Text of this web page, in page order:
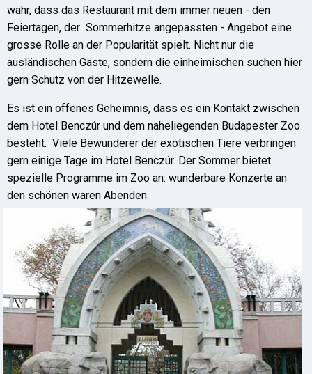
wahr, dass das Restaurant mit dem immer neuen - den
Feiertagen, der Sommerhitze angepassten - Angebot eine
grosse Rolle an der Popularität spielt. Nicht nur die
ausländischen Gäste, sondern die einheimischen suchen hier
gern Schutz von der Hitzewelle.
Es ist ein offenes Geheimnis, dass es ein Kontakt zwischen
dem Hotel Benczúr und dem naheliegenden Budapester Zoo
besteht. Viele Bewunderer der exotischen Tiere verbringen
gern einige Tage im Hotel Benczúr. Der Sommer bietet
spezielle Programme im Zoo an: wunderbare Konzerte an
den schönen waren Abenden.